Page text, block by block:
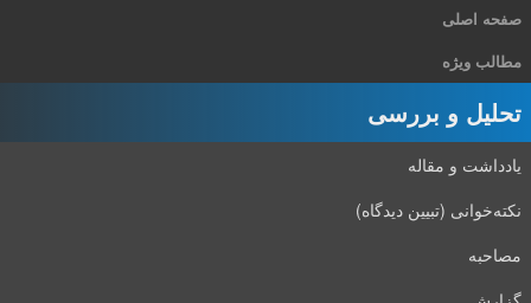
صفحه اصلی
مطالب ویژه
تحلیل و بررسی
یادداشت و مقاله
نکته‌خوانی (تبیین دیدگاه)
مصاحبه